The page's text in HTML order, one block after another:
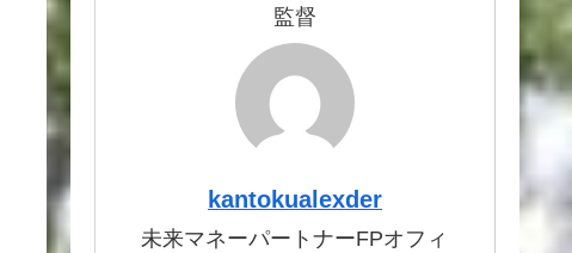
監督
kantokualexder
未来マネーパートナーFPオフィ